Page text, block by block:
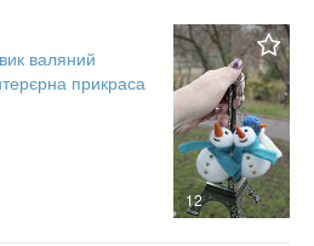
12
валяний
прикраса